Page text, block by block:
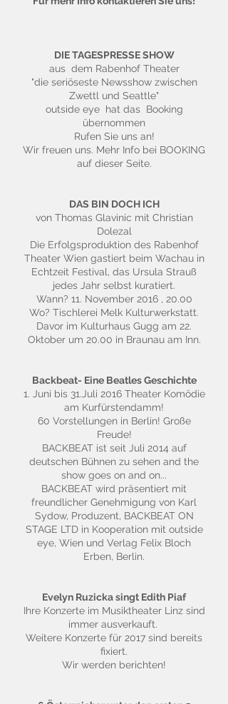
DIE TAGESPRESSE SHOW
aus dem Rabenhof Theater
"die seriöseste Newsshow zwischen
Zwettl und Seattle"
outside eye hat das Booking
übernommen
Rufen Sie uns an!
Wir freuen uns. Mehr Info bei BOOKING
auf dieser Seite.
DAS BIN DOCH ICH
von Thomas Glavinic mit Christian
Dolezal
Die Erfolgsproduktion des Rabenhof
Theater Wien gastiert beim Wachau in
Echtzeit Festival, das Ursula Strauß
jedes Jahr selbst kuratiert.
Wann? 11. November 2016 , 20.00
Wo? Tischlerei Melk Kulturwerkstatt.
Davor im Kulturhaus Gugg am 22.
Oktober um 20.00 in Braunau am Inn.
Backbeat- Eine Beatles Geschichte
1. Juni bis 31.Juli 2016 Theater Komödie
am Kurfürstendamm!
60 Vorstellungen in Berlin! Große
Freude!
BACKBEAT ist seit Juli 2014 auf
deutschen Bühnen zu sehen and the
show goes on and on...
BACKBEAT wird präsentiert mit
freundlicher Genehmigung von Karl
Sydow, Produzent, BACKBEAT ON
STAGE LTD in Kooperation mit outside
eye, Wien und Verlag Felix Bloch
Erben, Berlin.
Evelyn Ruzicka singt Edith Piaf
Ihre Konzerte im Musiktheater Linz sind
immer ausverkauft.
Weitere Konzerte für 2017 sind bereits
fixiert.
Wir werden berichten!